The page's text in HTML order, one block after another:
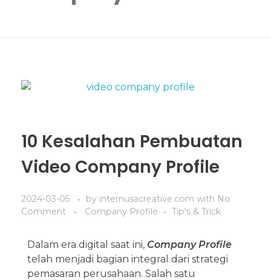
10 Kesalahan Pembuatan
Video Company Profile
2024-03-05 by internusacreative.com with No
Comment
Company Profile Tip's & Trick
Dalam era digital saat ini, Company Profile
telah menjadi bagian integral dari strategi
pemasaran perusahaan. Salah satu